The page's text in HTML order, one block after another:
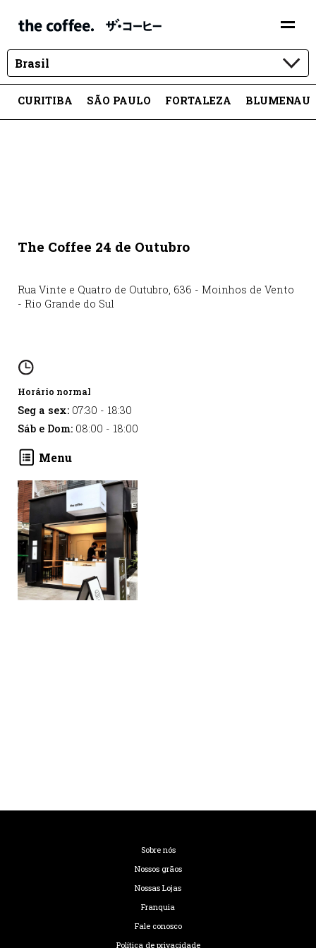
Brasil
CURITIBA SÃO PAULO FORTALEZA BLUMENAU
The Coffee 24 de Outubro
Rua Vinte e Quatro de Outubro, 636 - Moinhos de Vento
- Rio Grande do Sul
Horário normal
Seg a sex: 07:30 - 18:30
Sáb e Dom: 08:00 - 18:00
Menu
Sobre nós
Nossos grãos
Nossas Lojas
Franquia
Fale conosco
Política de privacidade